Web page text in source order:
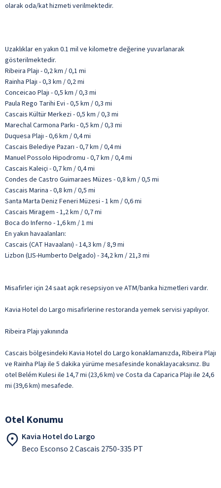
olarak oda/kat hizmeti verilmektedir.
Uzaklıklar en yakın 0.1 mil ve kilometre değerine yuvarlanarak
gösterilmektedir.
Ribeira Plajı - 0,2 km / 0,1 mi
Rainha Plajı - 0,3 km / 0,2 mi
Conceicao Plajı - 0,5 km / 0,3 mi
Paula Rego Tarihi Evi - 0,5 km / 0,3 mi
Cascais Kültür Merkezi - 0,5 km / 0,3 mi
Marechal Carmona Parkı - 0,5 km / 0,3 mi
Duquesa Plajı - 0,6 km / 0,4 mi
Cascais Belediye Pazarı - 0,7 km / 0,4 mi
Manuel Possolo Hipodromu - 0,7 km / 0,4 mi
Cascais Kaleiçi - 0,7 km / 0,4 mi
Condes de Castro Guimaraes Müzes - 0,8 km / 0,5 mi
Cascais Marina - 0,8 km / 0,5 mi
Santa Marta Deniz Feneri Müzesi - 1 km / 0,6 mi
Cascais Miragem - 1,2 km / 0,7 mi
Boca do Inferno - 1,6 km / 1 mi
En yakın havaalanları:
Cascais (CAT Havaalanı) - 14,3 km / 8,9 mi
Lizbon (LIS-Humberto Delgado) - 34,2 km / 21,3 mi
Misafirler için 24 saat açık resepsiyon ve ATM/banka hizmetleri vardır.
Kavia Hotel do Largo misafirlerine restoranda yemek servisi yapılıyor.
Ribeira Plajı yakınında
Cascais bölgesindeki Kavia Hotel do Largo konaklamanızda, Ribeira Plajı
ve Rainha Plajı ile 5 dakika yürüme mesafesinde konaklayacaksınız. Bu
otel Belém Kulesi ile 14,7 mi (23,6 km) ve Costa da Caparica Plajı ile 24,6
mi (39,6 km) mesafede.
Otel Konumu
Kavia Hotel do Largo
Beco Esconso 2 Cascais 2750-335 PT